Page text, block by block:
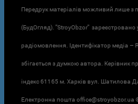
Передрук матеріалів можливий лише з
(БудОгляд). "StroyObzor"
радіомовлення. Ідентифікатор медіа
збігається з думкою автора. Керівник
індекс 61165 м. Харків вул. Шатилова
Електронна пошта office@stroyobzor.ua